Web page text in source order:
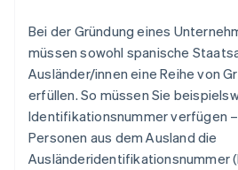
Bei der Gründung eines
müssen sowohl spanische
Ausländer/innen eine Reihe von
erfüllen. So müssen Sie
Identifikationsnummer verfügen –
Personen aus dem Ausland die
Ausländeridentifikationsnummer